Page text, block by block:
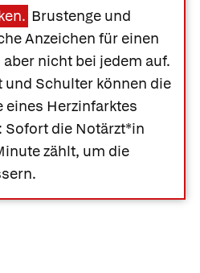
Brustenge und
Anzeichen für einen
aber nicht bei jedem auf.
und Schulter können die
eines Herzinfarktes
Sofort die Notärzt*in
zählt, um die